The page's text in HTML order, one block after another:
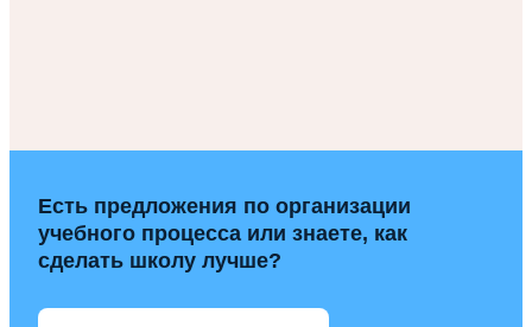
Есть предложения по организации
учебного процесса или знаете, как
сделать школу лучше?